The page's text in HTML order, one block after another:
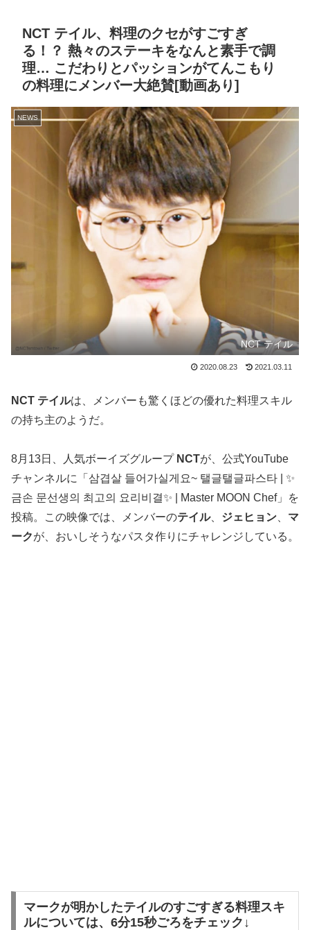
NCT テイル、料理のクセがすごすぎ
る！？ 熱々のステーキをなんと素手で調
理… こだわりとパッションがてんこもり
の料理にメンバー大絶賛[動画あり]
NEWS
NCT テイル
2020.08.23 2021.03.11
NCT テイルは、メンバーも驚くほどの優れた料理スキル
の持ち主のようだ。
8月13日、人気ボーイズグループ NCTが、公式YouTube
チャンネルに「삼겹살 들어가실게요~ 탤글탤글파스타 | ✨
금손 문선생의 최고의 요리비결✨ | Master MOON Chef」を
投稿。この映像では、メンバーのテイル、 ジェヒョン
マ
ークが、おいしそうなパスタ作りにチャレンジしている。
マークが明かしたテイルのすごすぎる料理スキ
ルについては、6分15秒ごろをチェック↓